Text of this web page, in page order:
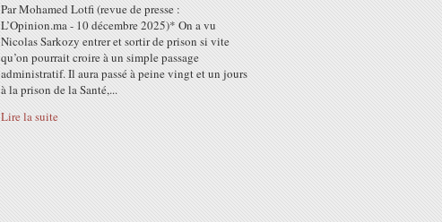
Par Mohamed Lotfi (revue de presse :
L’Opinion.ma - 10 décembre 2025)* On a vu
Nicolas Sarkozy entrer et sortir de prison si vite
qu’on pourrait croire à un simple passage
administratif. Il aura passé à peine vingt et un jours
à la prison de la Santé,...
Lire la suite